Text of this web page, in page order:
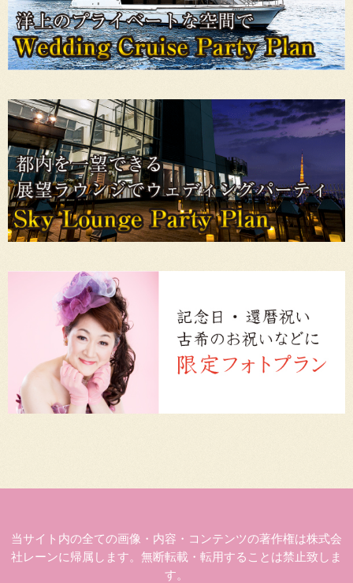
当サイト内の全ての画像・内容・コンテンツの著作権は株式会
社レーンに帰属します。無断転載・転用することは禁止致しま
す。